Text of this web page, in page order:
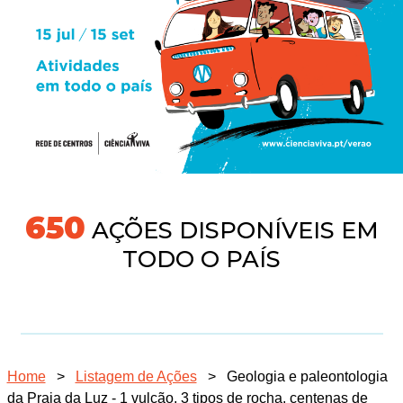
691AÇÕES DISPONÍVEIS EM
TODO O PAÍS
Home > Listagem de Ações >
Geologia e paleontologia
da Praia da Luz - 1 vulcão, 3 tipos de rocha, centenas de